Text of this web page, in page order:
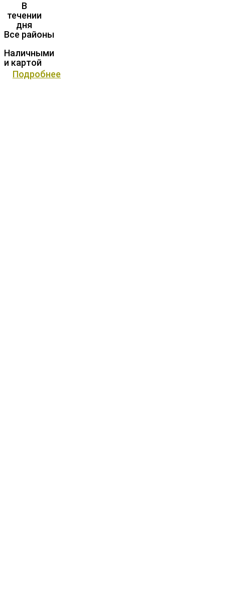
В
течении
дня
Все районы
Наличными
и картой
Подробнее